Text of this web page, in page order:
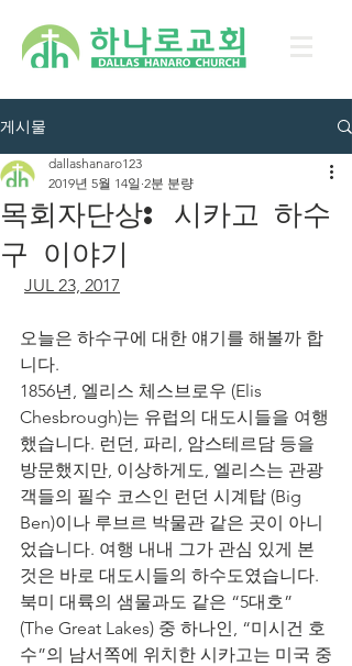
게시물
목회자단상: 시카고 하수
구 이야기
dallashanaro123
2019년 5월 14일 2분 분량
JUL 23, 2017
오늘은 하수구에 대한 얘기를 해볼까 합
니다.
1856년, 엘리스 체스브로우 (Elis
Chesbrough)는 유럽의 대도시들을 여행
했습니다. 런던, 파리, 암스테르담 등을
방문했지만, 이상하게도, 엘리스는 관광
객들의 필수 코스인 런던 시계탑 (Big
Ben)이나 루브르 박물관 같은 곳이 아니
었습니다. 여행 내내 그가 관심 있게 본
것은 바로 대도시들의 하수도였습니다.
북미 대륙의 샘물과도 같은 “5대호”
(The Great Lakes) 중 하나인, “미시건 호
수”의 남서쪽에 위치한 시카고는 미국 중